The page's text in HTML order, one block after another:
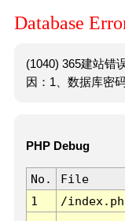
Database
(1040) 365建站错
因：1、数据库密
PHP Debug
No. File
1
/